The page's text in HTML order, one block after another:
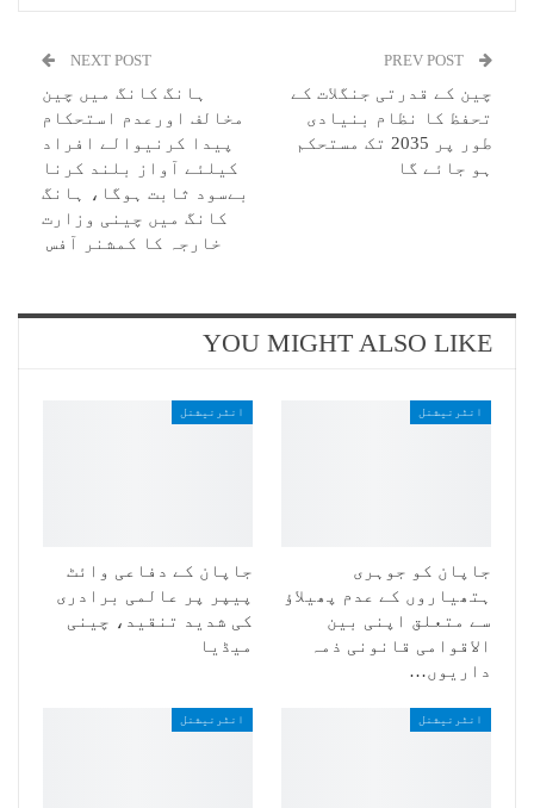
چین کے قدرتی جنگلات کے
تحفظ کا نظام بنیادی
طور پر 2035 تک مستحکم
ہو جائے گا
NEXT POST
ہانگ کانگ میں چین
مخالف اورعدم استحکام
پیدا کرنیوالے افراد
کیلئے آواز بلند کرنا
بےسود ثابت ہوگا، ہانگ
کانگ میں چینی وزارت
خارجہ کا کمشنر آفس
YOU MIGHT ALSO LIKE
انٹرنیشنل
جاپان کو جوہری
ہتھیاروں کے عدم پھیلاؤ
سے متعلق اپنی بین
الاقوامی قانونی ذمہ
داریوں…
انٹرنیشنل
جاپان کے دفاعی وائٹ
پیپر پر عالمی برادری
کی شدید تنقید، چینی
میڈیا
انٹرنیشنل انٹرنیشنل